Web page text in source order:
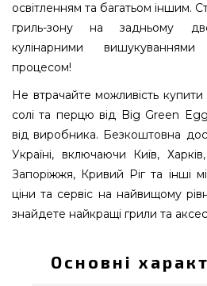
освітленням та багатьом іншим.
гриль-зону на задньому
кулінарними
процесом!
Не втрачайте можливість купити
солі та перцю від Big Green
від виробника. Безкоштовна
Україні, включаючи Київ,
Запоріжжя, Кривий Ріг та інші
ціни та сервіс на найвищому
знайдете найкращі грили та
Основні